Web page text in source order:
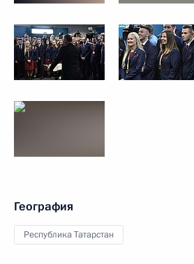
География
Республика Татарстан